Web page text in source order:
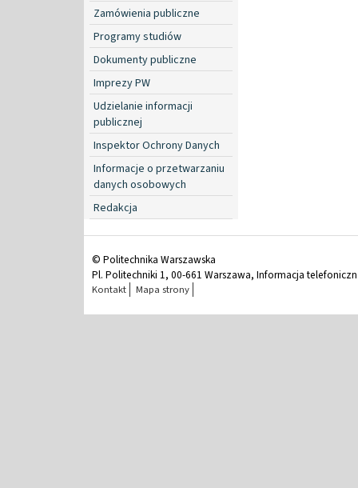
Zamówienia publiczne
Programy studiów
Dokumenty publiczne
Imprezy PW
Udzielanie informacji
publicznej
Inspektor Ochrony Danych
Informacje o przetwarzaniu
danych osobowych
Redakcja
© Politechnika Warszawska
Pl. Politechniki 1, 00-661 Warszawa, Informacja
Kontakt Mapa strony